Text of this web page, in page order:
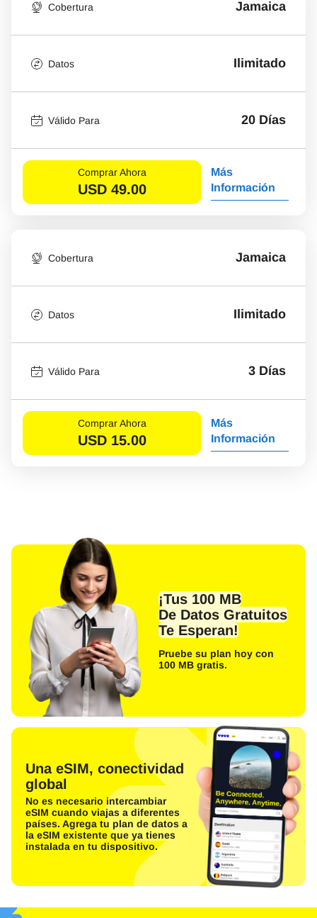
Cobertura Jamaica
Datos Ilimitado
Válido Para 20 Días
Comprar Ahora
USD 49.00
Más
Información
Cobertura Jamaica
Datos Ilimitado
Válido Para 3 Días
Comprar Ahora
USD 15.00
Más
Información
¡Tus 100 MB
De Datos Gratuitos
Te Esperan!
Pruebe su plan hoy con
100 MB gratis.
Una eSIM, conectividad
global
No es necesario intercambiar
eSIM cuando viajas a diferentes
países. Agrega tu plan de datos a
la eSIM existente que ya tienes
instalada en tu dispositivo.